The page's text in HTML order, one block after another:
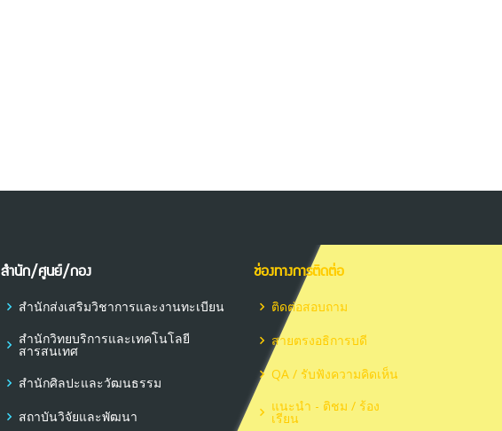
สำนัก/ศูนย์/กอง
สำนักส่งเสริมวิชาการและงานทะเบียน
สำนักวิทยบริการและเทคโนโลยี
สารสนเทศ
สำนักศิลปะและวัฒนธรรม
สถาบันวิจัยและพัฒนา
ช่องทางการติดต่อ
ติดต่อสอบถาม
สายตรงอธิการบดี
QA / รับฟังความคิดเห็น
แนะนำ - ติชม / ร้อง
เรียน